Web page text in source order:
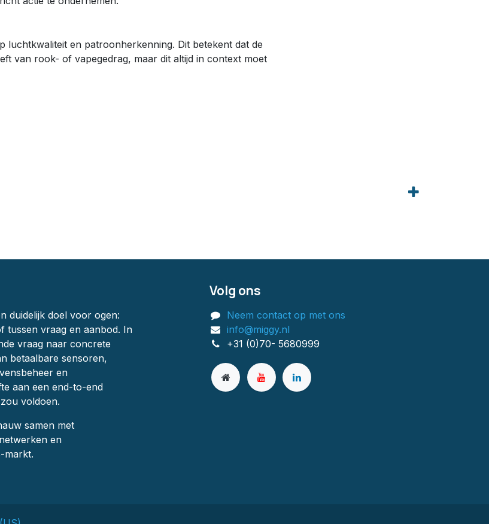
luchtkwaliteit en patroonherkenning. Dit betekent dat de
van rook- of vapegedrag, maar dit altijd in context moet
duidelijk doel voor ogen:
tussen vraag en aanbod. In
vraag naar concrete
betaalbare sensoren,
en
aan een end-to-end
voldoen.
samen met
en
markt.
Volg ons
Neem contact op met ons
info@miggy.nl
+31 (0)70- 5680999